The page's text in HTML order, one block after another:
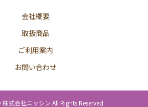
会社概要
取扱商品
ご利用案内
お問い合わせ
式会社ニッシン All Rights Reserved.